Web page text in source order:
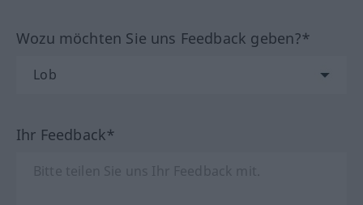
Wozu möchten Sie uns Feedback geben?*
Ihr Feedback*